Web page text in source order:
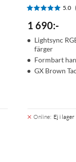
5.0
1 690:-
Lightsync
färger
Formbart
GX Brown
Online: Ej i lager